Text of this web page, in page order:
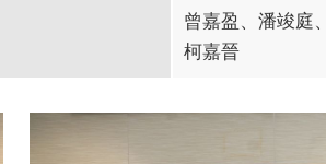
曾嘉盈、潘竣庭
柯嘉晉